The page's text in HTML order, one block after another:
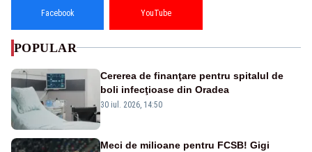
Facebook YouTube
POPULAR
Cererea de finanţare pentru spitalul de
boli infecţioase din Oradea
30 iul. 2026, 14:50
Meci de milioane pentru FCSB! Gigi